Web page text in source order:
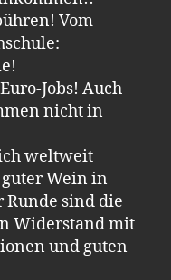
Vom
Jobs! Auch
nicht in
weltweit
Wein in
sind die
Widerstand mit
und guten